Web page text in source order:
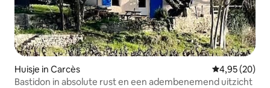
Huisje in Carcès Gemiddelde
4,95 (20)
Bastidon in absolute rust en een adembenemend uitzicht